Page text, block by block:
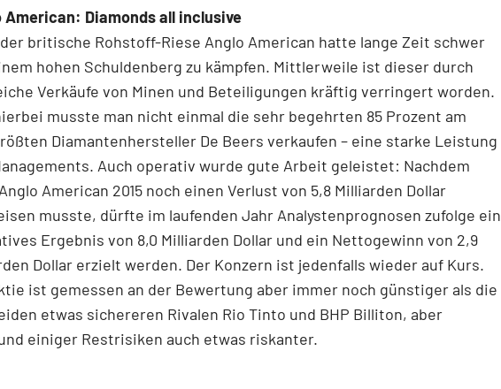
American: Diamonds all inclusive
britische Rohstoff-Riese Anglo American hatte lange Zeit schwer
hohen Schuldenberg zu kämpfen. Mittlerweile ist dieser durch
Verkäufe von Minen und Beteiligungen kräftig verringert worden.
musste man nicht einmal die sehr begehrten 85 Prozent am
Diamantenhersteller De Beers verkaufen – eine starke Leistung
Auch operativ wurde gute Arbeit geleistet: Nachdem
American 2015 noch einen Verlust von 5,8 Milliarden Dollar
musste, dürfte im laufenden Jahr Analystenprognosen zufolge ein
Ergebnis von 8,0 Milliarden Dollar und ein Nettogewinn von 2,9
Dollar erzielt werden. Der Konzern ist jedenfalls wieder auf Kurs.
ist gemessen an der Bewertung aber immer noch günstiger als die
etwas sichereren Rivalen Rio Tinto und BHP Billiton, aber
einiger Restrisiken auch etwas riskanter.